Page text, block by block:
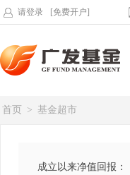
请登录 [免费开户]
首页 > 基金超市
成立以来净值回报：